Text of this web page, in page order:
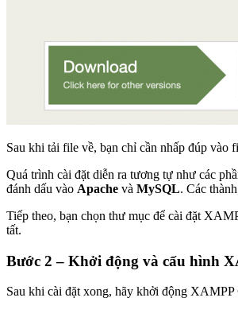
Sau khi tải file về, bạn chỉ cần nhấp đúp vào
Quá trình cài đặt diễn ra tương tự như các
đánh dấu vào Apache và MySQL. Các
Tiếp theo, bạn chọn thư mục để cài đặt
tất.
Bước 2 – Khởi động và cấu hình
Sau khi cài đặt xong, hãy khởi động